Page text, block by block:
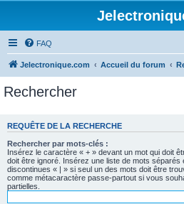
FAQ
Jelectronique.com Accueil du forum
Rechercher
REQUÊTE DE LA RECHERCHE
Rechercher par mots-clés :
Insérez le caractère « + » devant un mot qui doit
doit être ignoré. Insérez une liste de mots
discontinues « | » si seul un des mots doit être
comme métacaractère passe-partout si vous
partielles.